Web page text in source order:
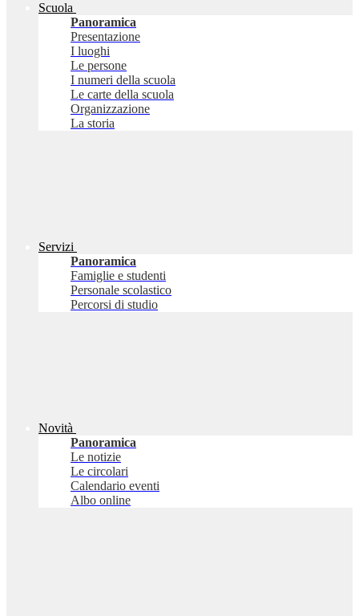
Scuola
Panoramica
Presentazione
I luoghi
Le persone
I numeri della scuola
Le carte della scuola
Organizzazione
La storia
Servizi
Panoramica
Famiglie e studenti
Personale scolastico
Percorsi di studio
Novità
Panoramica
Le notizie
Le circolari
Calendario eventi
Albo online